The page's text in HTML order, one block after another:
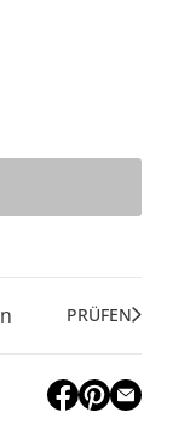
PRÜFEN